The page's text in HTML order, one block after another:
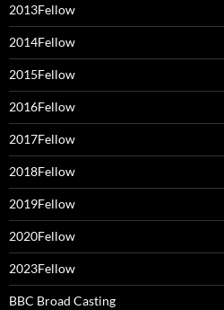
2013Fellow
2014Fellow
2015Fellow
2016Fellow
2017Fellow
2018Fellow
2019Fellow
2020Fellow
2023Fellow
BBC Broad Casting